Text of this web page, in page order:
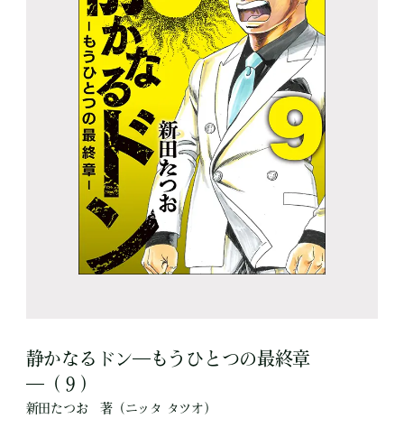
静かなるドン―もうひとつの最終章
―（９）
新田たつお 著 （ニッタ タツオ）